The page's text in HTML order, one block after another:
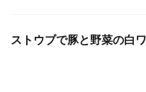
ストウブで豚と野菜の白